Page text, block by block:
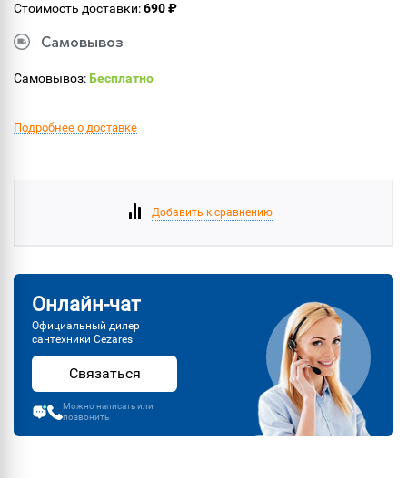
Стоимость доставки:690 ₽
Самовывоз
Самовывоз:Бесплатно
Подробнее о доставке
Добавить к сравнению
Онлайн-чат
Официальный дилер
сантехники Cezares
Связаться
Можно написать или
позвонить